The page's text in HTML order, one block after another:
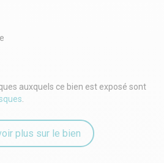
HT et HC
charge du preneur
du loyer annuel à la charge du preneur
auxquels ce bien est exposé sont
.
plus sur le bien